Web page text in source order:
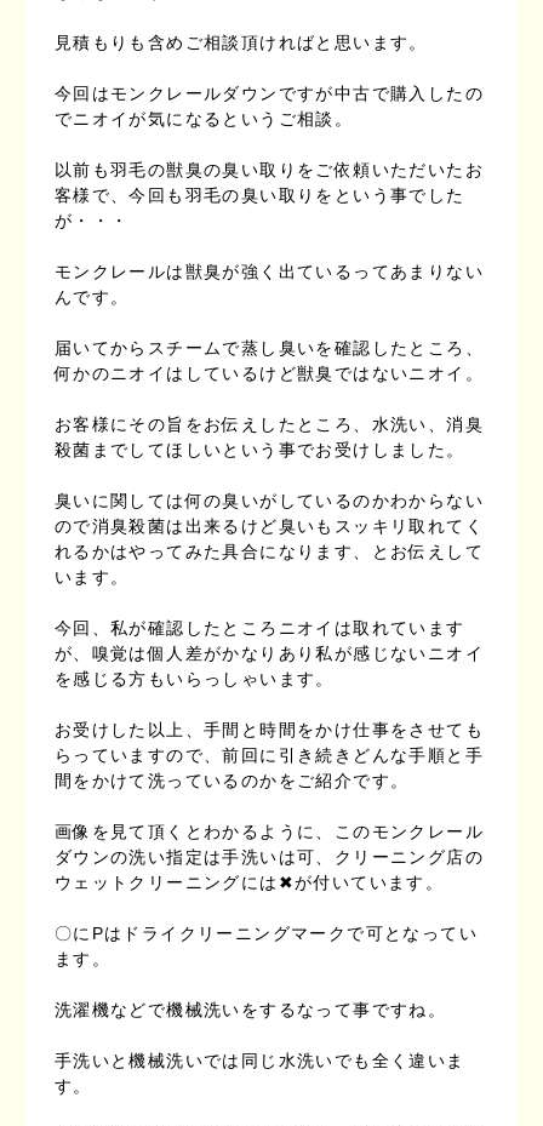
見積もりも含めご相談頂ければと思います。
今回はモンクレールダウンですが中古で購入したの
でニオイが気になるというご相談。
以前も羽毛の獣臭の臭い取りをご依頼いただいたお
客様で、今回も羽毛の臭い取りをという事でした
が・・・
モンクレールは獣臭が強く出ているってあまりない
んです。
届いてからスチームで蒸し臭いを確認したところ、
何かのニオイはしているけど獣臭ではないニオイ。
お客様にその旨をお伝えしたところ、水洗い、消臭
殺菌までしてほしいという事でお受けしました。
臭いに関しては何の臭いがしているのかわからない
ので消臭殺菌は出来るけど臭いもスッキリ取れてく
れるかはやってみた具合になります、とお伝えして
います。
今回、私が確認したところニオイは取れています
が、嗅覚は個人差がかなりあり私が感じないニオイ
を感じる方もいらっしゃいます。
お受けした以上、手間と時間をかけ仕事をさせても
らっていますので、前回に引き続きどんな手順と手
間をかけて洗っているのかをご紹介です。
画像を見て頂くとわかるように、このモンクレール
ダウンの洗い指定は手洗いは可、クリーニング店の
ウェットクリーニングには✖が付いています。
〇にPはドライクリーニングマークで可となってい
ます。
洗濯機などで機械洗いをするなって事ですね。
手洗いと機械洗いでは同じ水洗いでも全く違いま
す。